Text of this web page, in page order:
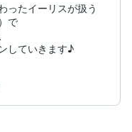
ったイーリスが扱う
で
していきます♪
心くださいね